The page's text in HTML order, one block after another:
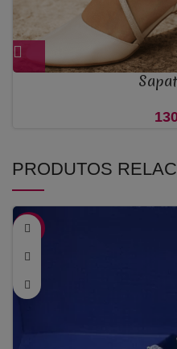
PRODUTOS
-48%